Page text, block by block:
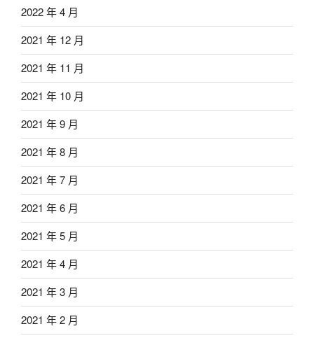
2022 年 4 月
2021 年 12 月
2021 年 11 月
2021 年 10 月
2021 年 9 月
2021 年 8 月
2021 年 7 月
2021 年 6 月
2021 年 5 月
2021 年 4 月
2021 年 3 月
2021 年 2 月